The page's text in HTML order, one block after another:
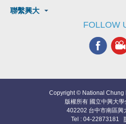
聯繫興大
FOLLOW
Copyright © National Chung
版權所有 國立中興大
402202 台中市南區興
Tel : 04-22873181